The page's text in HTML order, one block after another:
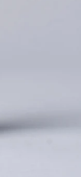
interpolation
interpolation